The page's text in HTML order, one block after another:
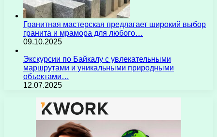
Гранитная мастерская предлагает широкий выбор
гранита и мрамора для любого…
09.10.2025
Экскурсии по Байкалу с увлекательными
маршрутами и уникальными природными
объектами…
12.07.2025